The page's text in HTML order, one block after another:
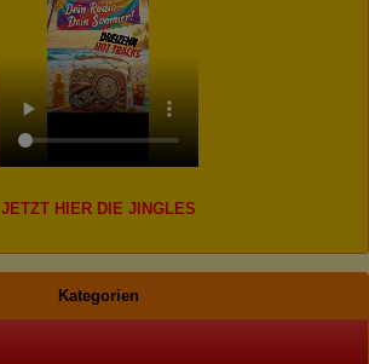
JETZT HIER DIE JINGLES
Kategorien